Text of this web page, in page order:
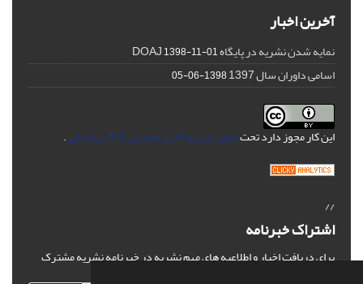
آخرین اخبار
نمایه شدن نشریه در پایگاه DOAJ1398-11-01
اسامی داوران سال 1397 1398-06-05
این کار مجوز دارد تحتمجوز کریتیو کامنز تخصیص 4.0 بین‌المللی .
//
اشتراک خبرنامه
برای دریافت اخبار و اطلاعیه های مهم نشریه در خبرنامه نشریه مشترک